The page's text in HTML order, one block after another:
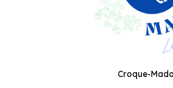
Croque-